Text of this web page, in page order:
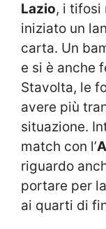
Lazio, i tifosi
iniziato un
carta. Un
e si è anche
Stavolta, le
avere più
situazione.
match con l’
riguardo
portare per
ai quarti di